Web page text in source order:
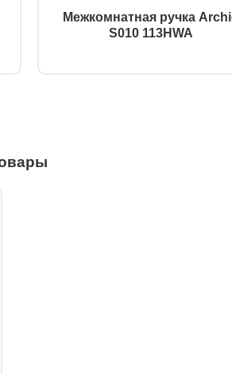
Межкомнатная ручка
S010 113HWA